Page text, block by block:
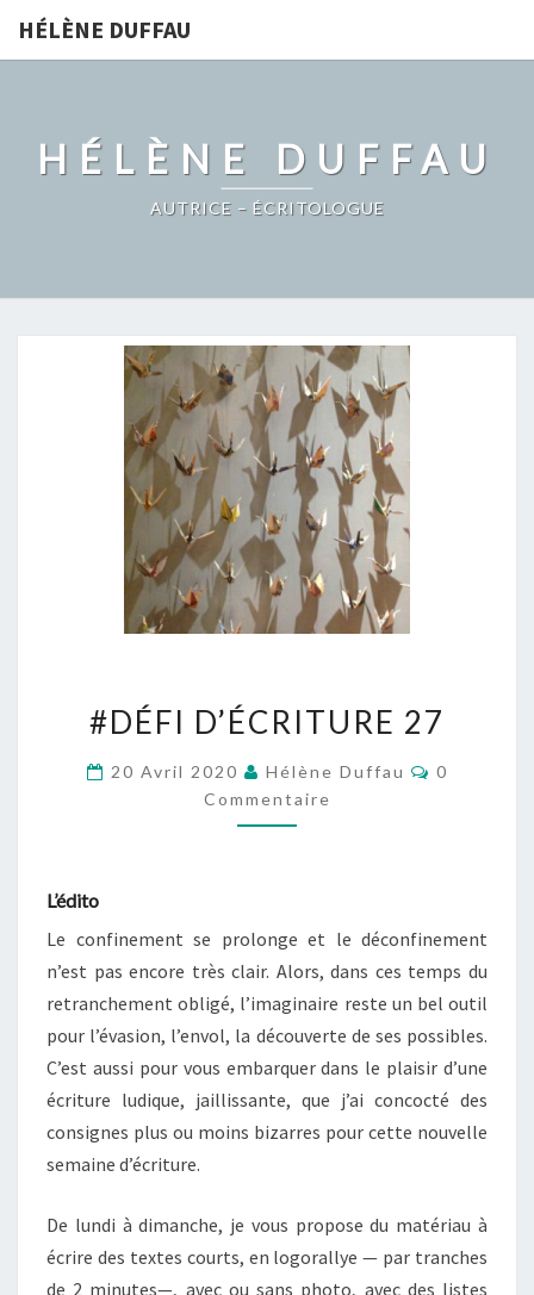
HÉLÈNE DUFFAU
HÉLÈNE DUFFAU
AUTRICE – ÉCRITOLOGUE
D’ÉCRITURE
#DÉFI D’ÉCRITURE 27
20 Avril 2020 Hélène Duffau
0
Commentaire
L’édito
Le confinement se prolonge et le déconfinement
n’est pas encore très clair. Alors, dans ces temps du
retranchement obligé, l’imaginaire reste un bel outil
pour l’évasion, l’envol, la découverte de ses possibles.
C’est aussi pour vous embarquer dans le plaisir d’une
écriture ludique, jaillissante, que j’ai concocté des
consignes plus ou moins bizarres pour cette nouvelle
semaine d’écriture.
De lundi à dimanche, je vous propose du matériau à
écrire des textes courts, en logorallye — par tranches
de 2 minutes—, avec ou sans photo, avec des listes